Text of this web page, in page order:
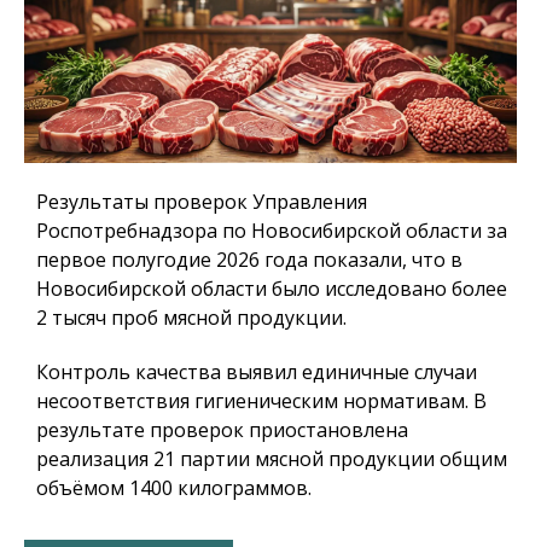
Результаты проверок Управления
Роспотребнадзора по Новосибирской области за
первое полугодие 2026 года показали, что в
Новосибирской области было исследовано более
2 тысяч проб мясной продукции.
Контроль качества выявил единичные случаи
несоответствия гигиеническим нормативам. В
результате проверок приостановлена
реализация 21 партии мясной продукции общим
объёмом 1400 килограммов.